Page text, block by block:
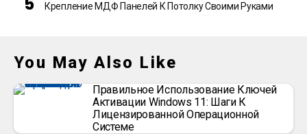
Крепление МДФ Панелей К Потолку Своими Руками
You May Also Like
Правильное Использование Ключей
Активации Windows 11: Шаги К
Лицензированной Операционной
Системе